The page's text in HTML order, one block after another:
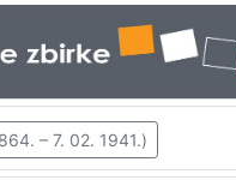
– 7. 02. 1941.)